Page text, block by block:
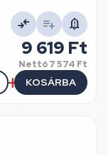
9 619 Ft
Nettó7 574 Ft
KOSÁRBA